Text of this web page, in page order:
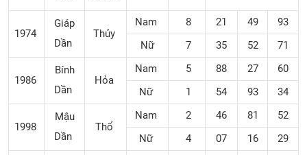
1974
Giáp
Dần
Thủy
Nam 8 21 49
93
Nữ
7 35 52 71
1986
Bính
Dần
Hỏa
Nam 5 88 27
60
Nữ
1 54 93 34
1998
Mậu
Dần
Thổ
Nam 2 46 81
52
Nữ
4 07 16 29